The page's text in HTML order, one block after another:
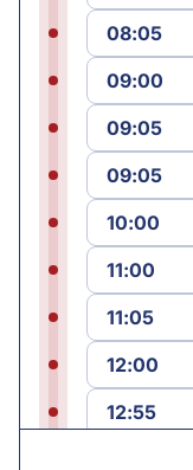
08:05
09:00
09:05
09:05
10:00
11:00
11:05
12:00
12:55